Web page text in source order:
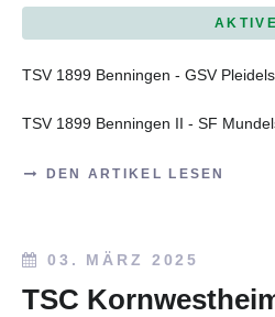
AKTIVE
TSV 1899 Benningen - GSV
TSV 1899 Benningen II - SF
DEN ARTIKEL LESEN
03. MÄRZ 2025
TSC